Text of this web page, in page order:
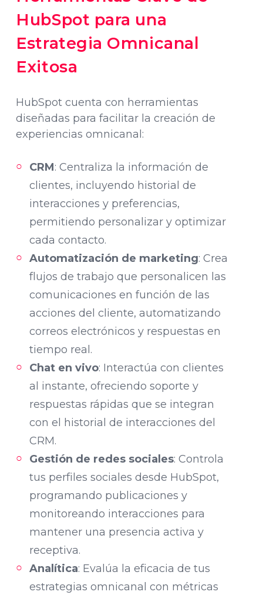
HubSpot para una
Estrategia Omnicanal
Exitosa
HubSpot cuenta con herramientas
diseñadas para facilitar la creación de
experiencias omnicanal:
CRM: Centraliza la información de
clientes, incluyendo historial de
interacciones y preferencias,
permitiendo personalizar y optimizar
cada contacto.
Automatización de marketing: Crea
flujos de trabajo que personalicen las
comunicaciones en función de las
acciones del cliente, automatizando
correos electrónicos y respuestas en
tiempo real.
Chat en vivo: Interactúa con clientes
al instante, ofreciendo soporte y
respuestas rápidas que se integran
con el historial de interacciones del
CRM.
Gestión de redes sociales: Controla
tus perfiles sociales desde HubSpot,
programando publicaciones y
monitoreando interacciones para
mantener una presencia activa y
receptiva.
Analítica: Evalúa la eficacia de tus
estrategias omnicanal con métricas